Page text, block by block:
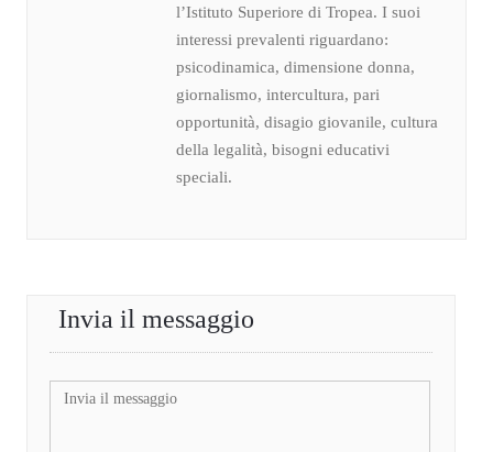
l’Istituto Superiore di Tropea. I suoi
interessi prevalenti riguardano:
psicodinamica, dimensione donna,
giornalismo, intercultura, pari
opportunità, disagio giovanile, cultura
della legalità, bisogni educativi
speciali.
Invia il messaggio